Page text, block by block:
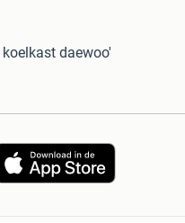
daewoo'